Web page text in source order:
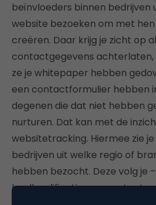
beïnvloeders binnen bedrijven
website bezoeken om met
creëren. Daar krijg je zicht op
contactgegevens
ze je whitepaper hebben
een contactformulier hebben
degenen die dat niet hebben
nurturen. Dat kan met de
websitetracking. Hiermee zie
bedrijven uit welke regio of
hebben bezocht. Deze volg je
leadkwalificatie – op met